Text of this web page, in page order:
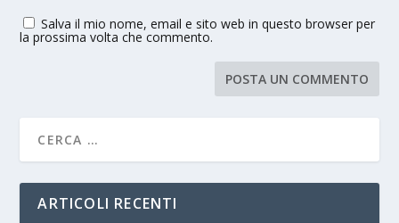
Salva il mio nome, email e sito web in questo browser per
la prossima volta che commento.
ARTICOLI RECENTI